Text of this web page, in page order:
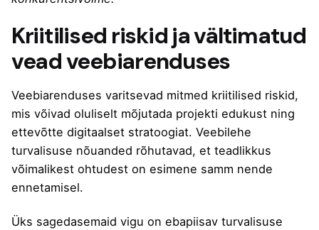
Kriitilised riskid ja vältimatud
vead veebiarenduses
Veebiarenduses varitsevad mitmed kriitilised riskid,
mis võivad oluliselt mõjutada projekti edukust ning
ettevõtte digitaalset stratoogiat. Veebilehe
turvalisuse nõuanded rõhutavad, et teadlikkus
võimalikest ohtudest on esimene samm nende
ennetamisel.
Üks sagedasemaid vigu on ebapiisav turvalisuse